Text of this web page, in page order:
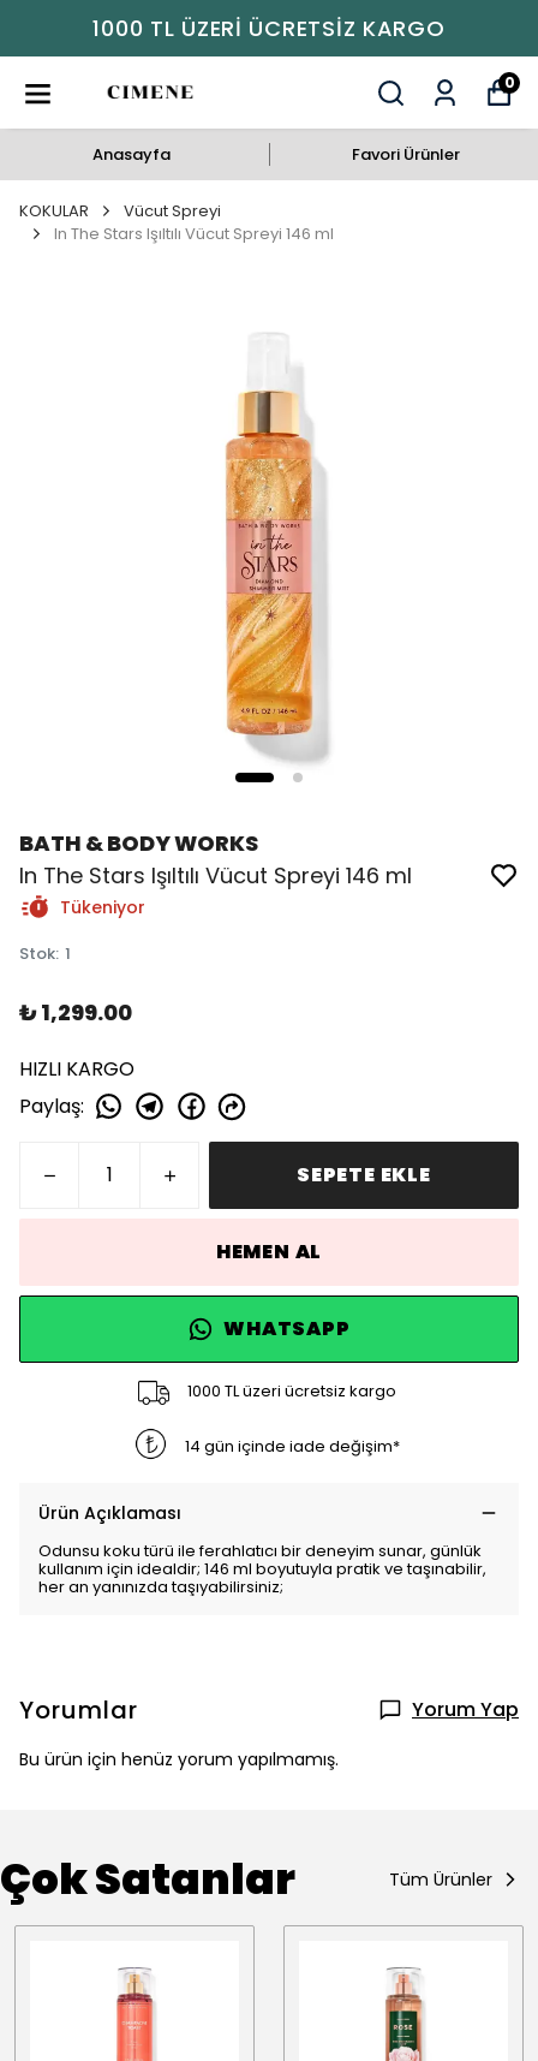
1000 TL ÜZERI ÜCRETSIZ KARGO
0
Anasayfa Favori Ürünler
KOKULAR
Vücut Spreyi
In The Stars Işıltılı Vücut Spreyi 146 ml
BATH & BODY WORKS
In The Stars Işıltılı Vücut Spreyi 146 ml
Tükeniyor
Stok: 1
₺ 1,299.00
HIZLI KARGO
Paylaş:
SEPETE EKLE
HEMEN AL
WHATSAPP
1000 TL üzeri ücretsiz kargo
14 gün içinde iade değişim*
Ürün Açıklaması
Odunsu koku türü ile ferahlatıcı bir deneyim sunar, günlük
kullanım için idealdir; 146 ml boyutuyla pratik ve taşınabilir,
her an yanınızda taşıyabilirsiniz;
Yorumlar Yorum Yap
Bu ürün için henüz yorum yapılmamış.
Çok Satanlar Tüm Ürünler